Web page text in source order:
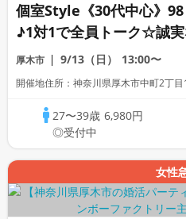
個室Style《30代中心》
♪1対1で全員トーク☆誠実
ーティー
厚木市 9/13（日） 13:00〜
開催地住所：神奈川県厚木市中町2丁
27〜39歳 6,980円
◎受付中
女性